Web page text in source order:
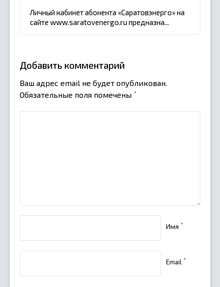
Личный кабинет абонента «Саратовэнерго» на
сайте www.saratovenergo.ru предназна...
Добавить комментарий
Ваш адрес email не будет опубликован.
Обязательные поля помечены *
Имя *
Email *